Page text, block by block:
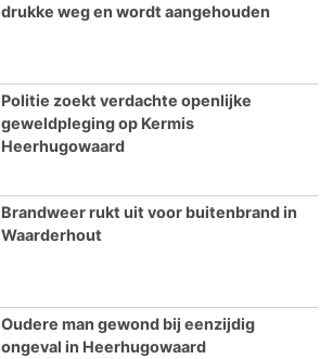
drukke weg en wordt aangehouden
Politie zoekt verdachte openlijke
geweldpleging op Kermis
Heerhugowaard
Brandweer rukt uit voor buitenbrand in
Waarderhout
Oudere man gewond bij eenzijdig
ongeval in Heerhugowaard